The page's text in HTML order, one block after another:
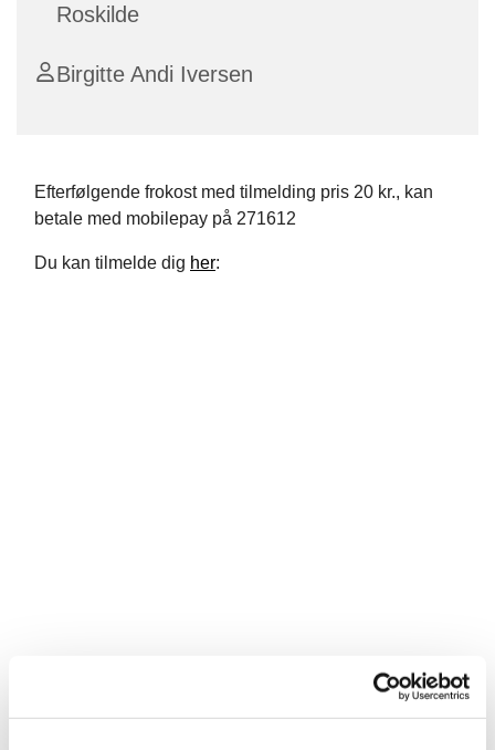
Roskilde
Birgitte Andi Iversen
Efterfølgende frokost med tilmelding pris 20 kr., kan
betale med mobilepay på 271612
Du kan tilmelde dig her: